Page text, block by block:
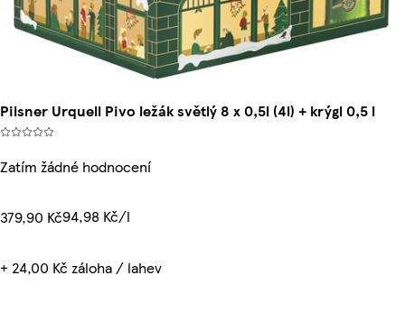
Pilsner Urquell Pivo ležák světlý 8 x 0,5l (4l) + krýgl 0,5 l
Zatím žádné hodnocení
379,90 Kč94,98 Kč/l
+ 24,00 Kč záloha / lahev